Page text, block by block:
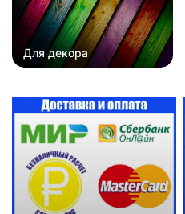
Для декора